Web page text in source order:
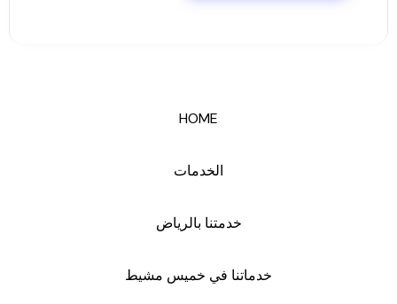
HOME
الخدمات
خدمتنا بالرياض
خدماتنا في خميس مشيط